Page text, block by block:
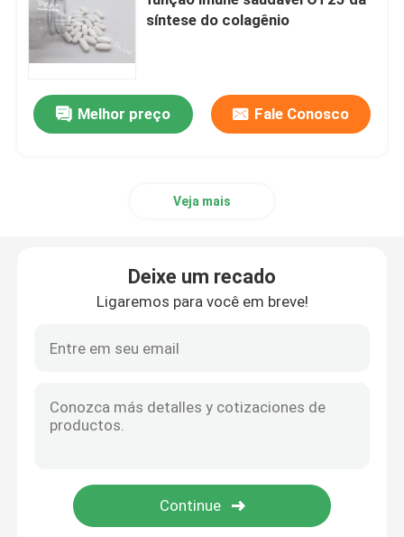
Suplementos à glucosamina
Suplemento à vitamina C
Suplemento erval ao alimento
Softgels Chewable
síntese do colagênio
Melhor preço Fale Conosco
Veja mais
Deixe um recado
Ligaremos para você em breve!